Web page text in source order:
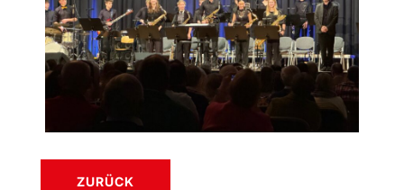
ZURÜCK